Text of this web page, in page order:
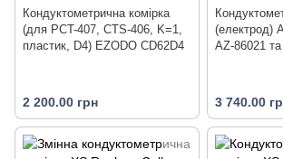
Кондуктометрична комірка
(для PCT-407, CTS-406, K=1,
пластик, D4) EZODO CD62D4
2 200.00 грн
(електрод)
AZ-86021
3 740.00